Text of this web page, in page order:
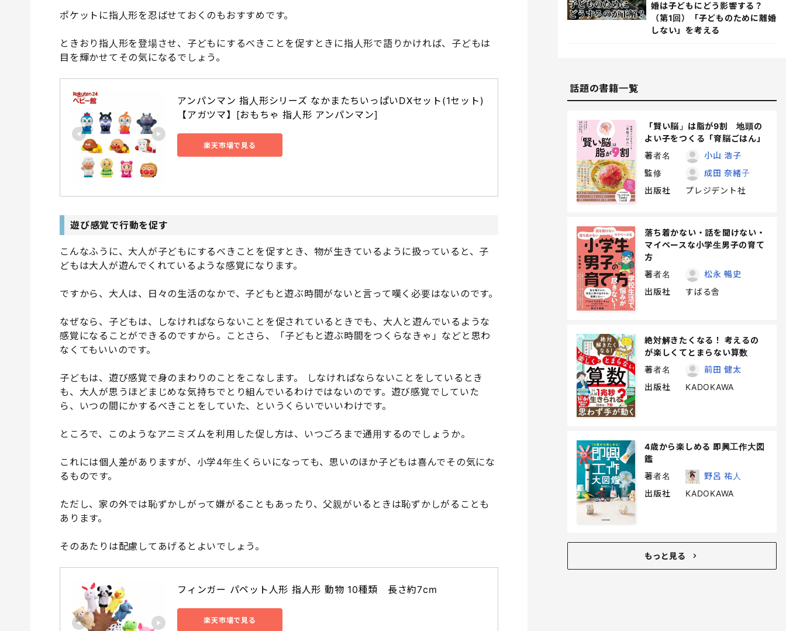
ポケットに指人形を忍ばせておくのもおすすめです。
ときおり指人形を登場させ、子どもにするべきことを促すときに指人形で語りかければ、子どもは
目を輝かせてその気になるでしょう。
アンパンマン 指人形シリーズ なかまたちいっぱいDXセット(1セット)
【アガツマ】[おもちゃ 指人形 アンパンマン]
楽天市場で見る
遊び感覚で行動を促す
こんなふうに、大人が子どもにするべきことを促すとき、物が生きているように扱っていると、子
どもは大人が遊んでくれているような感覚になります。
ですから、大人は、日々の生活のなかで、子どもと遊ぶ時間がないと言って嘆く必要はないのです。
なぜなら、子どもは、しなければならないことを促されているときでも、大人と遊んでいるような
感覚になることができるのですから。ことさら、「子どもと遊ぶ時間をつくらなきゃ」などと思わ
なくてもいいのです。
子どもは、遊び感覚で身のまわりのことをこなします。 しなければならないことをしているとき
も、大人が思うほどまじめな気持ちでとり組んでいるわけではないのです。遊び感覚でしていた
ら、いつの間にかするべきことをしていた、というくらいでいいわけです。
ところで、このようなアニミズムを利用した促し方は、いつごろまで通用するのでしょうか。
これには個人差がありますが、小学4年生くらいになっても、思いのほか子どもは喜んでその気にな
るものです。
ただし、家の外では恥ずかしがって嫌がることもあったり、父親がいるときは恥ずかしがることも
あります。
そのあたりは配慮してあげるとよいでしょう。
フィンガー パペット人形 指人形 動物 10種類　長さ約7cm
楽天市場で見る
婚は子どもにどう影響する？
（第1回）「子どものために離婚
しない」を考える
話題の書籍一覧
「賢い脳」は脂が9割 地頭の
よい子をつくる「育脳ごはん」
著者名
小山 浩子
監修
成田 奈緒子
出版社
プレジデント社
落ち着かない・話を聞けない・
マイペースな小学生男子の育て
方
著者名
松永 暢史
出版社
すばる舎
絶対解きたくなる！ 考えるの
が楽しくてとまらない算数
著者名
前田 健太
出版社
KADOKAWA
4歳から楽しめる 即興工作大図
鑑
著者名
野呂 祐人
出版社
KADOKAWA
もっと見る